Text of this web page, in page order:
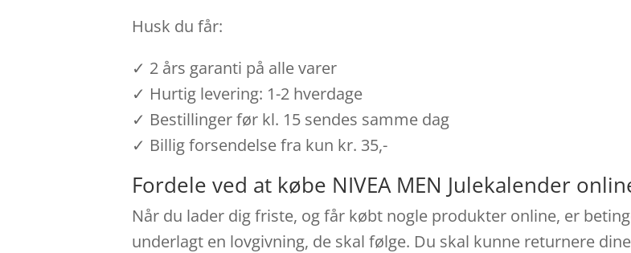
Husk du får:
✓ 2 års garanti på alle varer
✓ Hurtig levering: 1-2 hverdage
✓ Bestillinger før kl. 15 sendes samme dag
✓ Billig forsendelse fra kun kr. 35,-
Fordele ved at købe NIVEA MEN Julekalender
Når du lader dig friste, og får købt nogle produkter online, er
underlagt en lovgivning, de skal følge. Du skal kunne returnere